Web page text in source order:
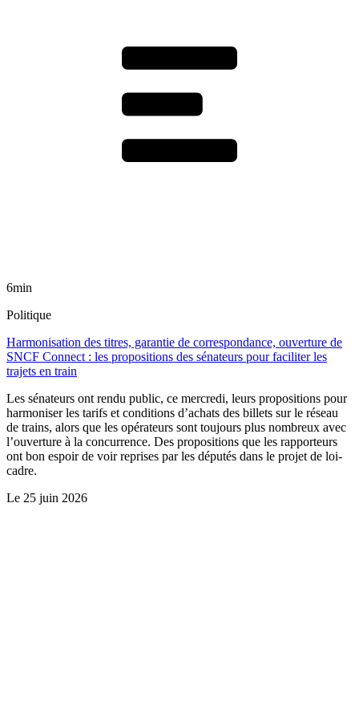
6min
Politique
Harmonisation des titres, garantie de correspondance, ouverture de
SNCF Connect : les propositions des sénateurs pour faciliter les
trajets en train
Les sénateurs ont rendu public, ce mercredi, leurs propositions pour
harmoniser les tarifs et conditions d’achats des billets sur le réseau
de trains, alors que les opérateurs sont toujours plus nombreux avec
l’ouverture à la concurrence. Des propositions que les rapporteurs
ont bon espoir de voir reprises par les députés dans le projet de loi-
cadre.
Le 25 juin 2026